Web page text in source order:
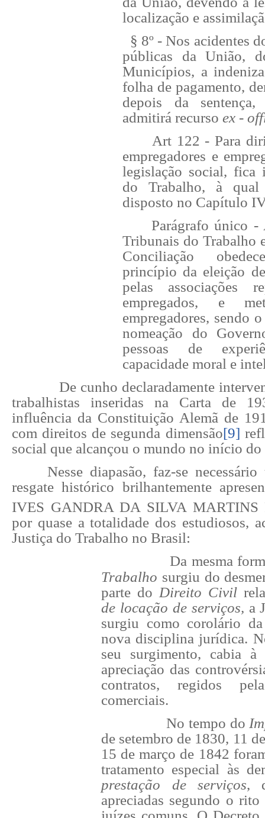
localização e
§ 8º - Nos acidentes
públicas da União,
Municípios, a
folha de pagamento,
depois da
admitirá recursoex -
Art 122 - Para
empregadores e
legislação social, fica
do Trabalho, à
disposto no Capítulo
Parágrafo único
Tribunais do Trabalho
Conciliação
princípio da eleição
pelas associações
empregados, e
empregadores, sendo
nomeação do
pessoas de
capacidade moral e
De cunho declaradamente
trabalhistas inseridas na Carta de
influência da Constituição Alemã de
com direitos de segunda dimensão[9]
social que alcançou o mundo no início
Nesse diapasão, faz-se
resgate histórico brilhantemente
IVES GANDRA DA SILVA MARTINS
por quase a totalidade dos estudiosos,
Justiça do Trabalho no Brasil:
Da mesma
Trabalho surgiu do
parte do Direito Civil
de locação de serviços, a
surgiu como corolário
nova disciplina jurídica.
seu surgimento, cabia à
apreciação das
contratos, regidos
comerciais.
No tempo do
de setembro de 1830, 11
15 de março de 1842
tratamento especial às
prestação de serviços,
apreciadas segundo o rito